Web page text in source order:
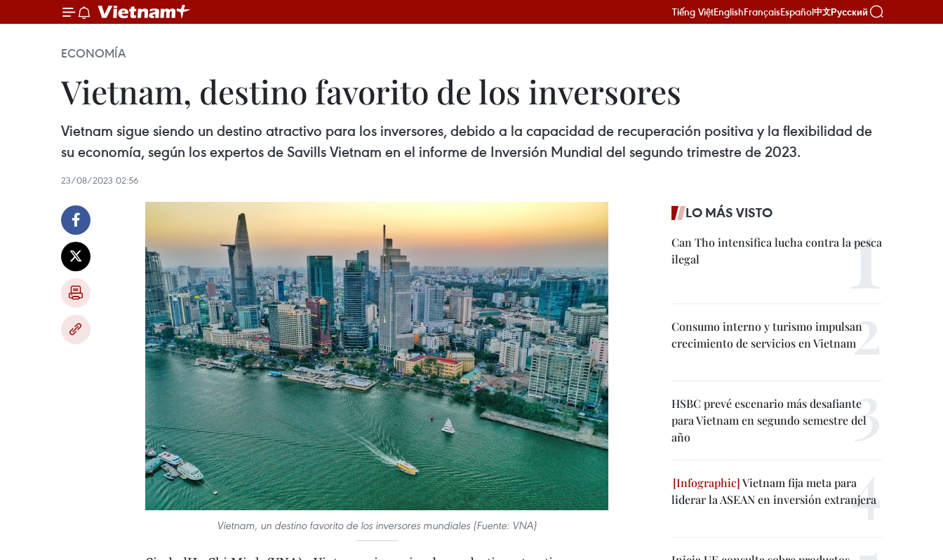
Tiếng ViệtEnglishFrançaisEspañol中文Русский
ECONOMÍA
Vietnam, destino favorito de los inversores
Vietnam sigue siendo un destino atractivo para los inversores, debido a la capacidad de recuperación positiva y la flexibilidad de
su economía, según los expertos de Savills Vietnam en el informe de Inversión Mundial del segundo trimestre de 2023.
23/08/2023 02:56
Vietnam, un destino favorito de los inversores mundiales (Fuente: VNA)
LO MÁS VISTO
Can Tho intensifica lucha contra la pesca
ilegal
Consumo interno y turismo impulsan
crecimiento de servicios en Vietnam
HSBC prevé escenario más desafiante
para Vietnam en segundo semestre del
año
Vietnam fija meta para
liderar la ASEAN en inversión extranjera